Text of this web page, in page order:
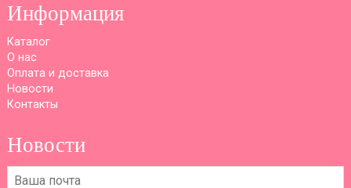
Информация
Каталог
О нас
Оплата и доставка
Новости
Контакты
Новости